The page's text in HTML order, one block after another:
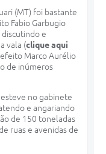
(MT) foi bastante
Fabio Garbugio
discutindo e
vala (clique aqui
Marco Aurélio
de inúmeros
no gabinete
e angariando
de 150 toneladas
ruas e avenidas de